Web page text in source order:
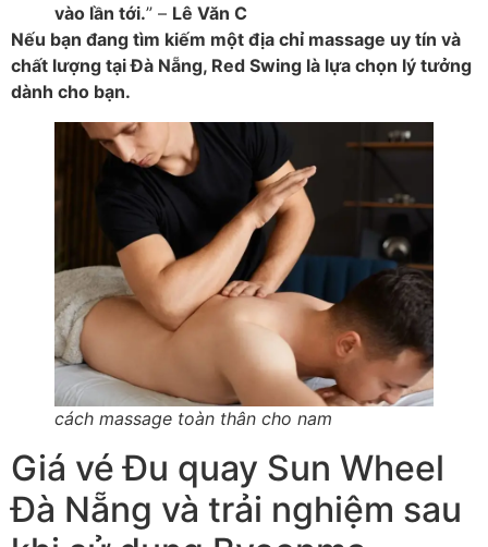
vào lần tới.” – Lê Văn C
Nếu bạn đang tìm kiếm một địa chỉ massage uy tín và
chất lượng tại Đà Nẵng, Red Swing là lựa chọn lý tưởng
dành cho bạn.
cách massage toàn thân cho nam
Giá vé Đu quay Sun Wheel
Đà Nẵng và trải nghiệm sau